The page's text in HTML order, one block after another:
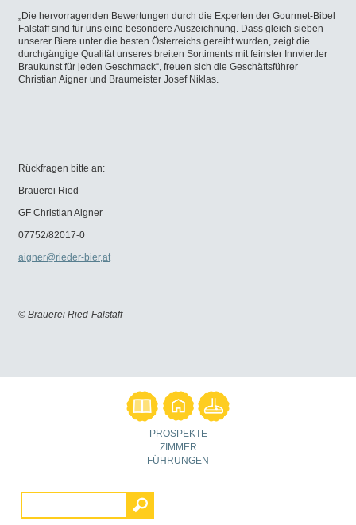
„Die hervorragenden Bewertungen durch die Experten der Gourmet-Bibel
Falstaff sind für uns eine besondere Auszeichnung. Dass gleich sieben
unserer Biere unter die besten Österreichs gereiht wurden, zeigt die
durchgängige Qualität unseres breiten Sortiments mit feinster Innviertler
Braukunst für jeden Geschmack“, freuen sich die Geschäftsführer
Christian Aigner und Braumeister Josef Niklas.
Rückfragen bitte an:
Brauerei Ried
GF Christian Aigner
07752/82017-0
aigner@rieder-bier,at
© Brauerei Ried-Falstaff
PROSPEKTE
ZIMMER
FÜHRUNGEN